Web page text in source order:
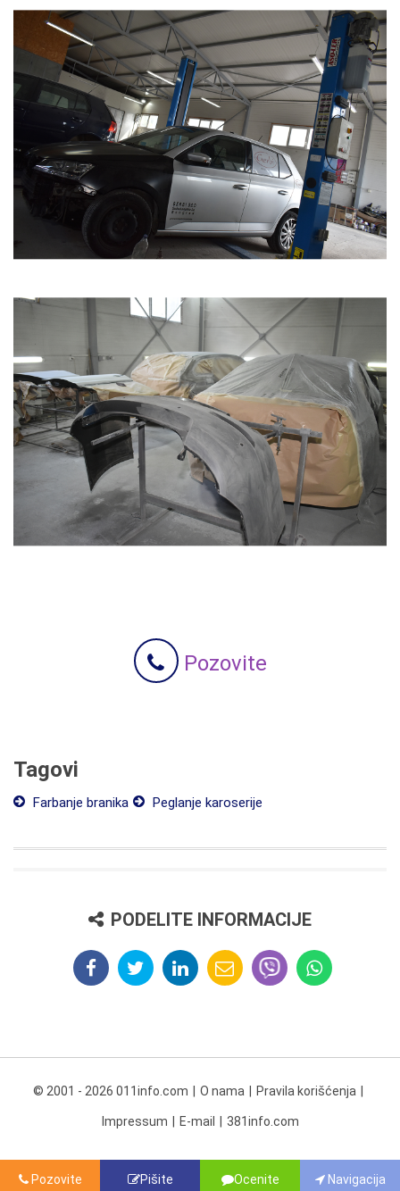
Pozovite
Tagovi
Farbanje branika Peglanje karoserije
PODELITE INFORMACIJE
Pozovite Pišite Ocenite Navigacija
© 2001 - 2026 011info.com O nama Pravila korišćenja
Impressum E-mail 381info.com